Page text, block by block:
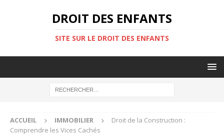
DROIT DES ENFANTS
SITE SUR LE DROIT DES ENFANTS
ACCUEIL IMMOBILIER
Droit de la Construction :
Comprendre les Vices Cachés